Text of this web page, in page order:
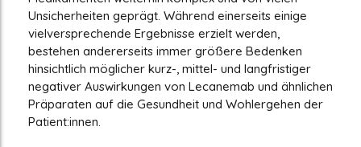
Unsicherheiten geprägt. Während einerseits einige
vielversprechende Ergebnisse erzielt werden,
bestehen andererseits immer größere Bedenken
hinsichtlich möglicher kurz-, mittel- und langfristiger
negativer Auswirkungen von Lecanemab und ähnlichen
Präparaten auf die Gesundheit und Wohlergehen der
Patient:innen.